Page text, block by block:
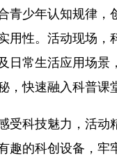
少年认知规律，创
用性。活动现场
日常生活应用场景
，快速融入科普课
科技魅力，活动
趣的科创设备，牢